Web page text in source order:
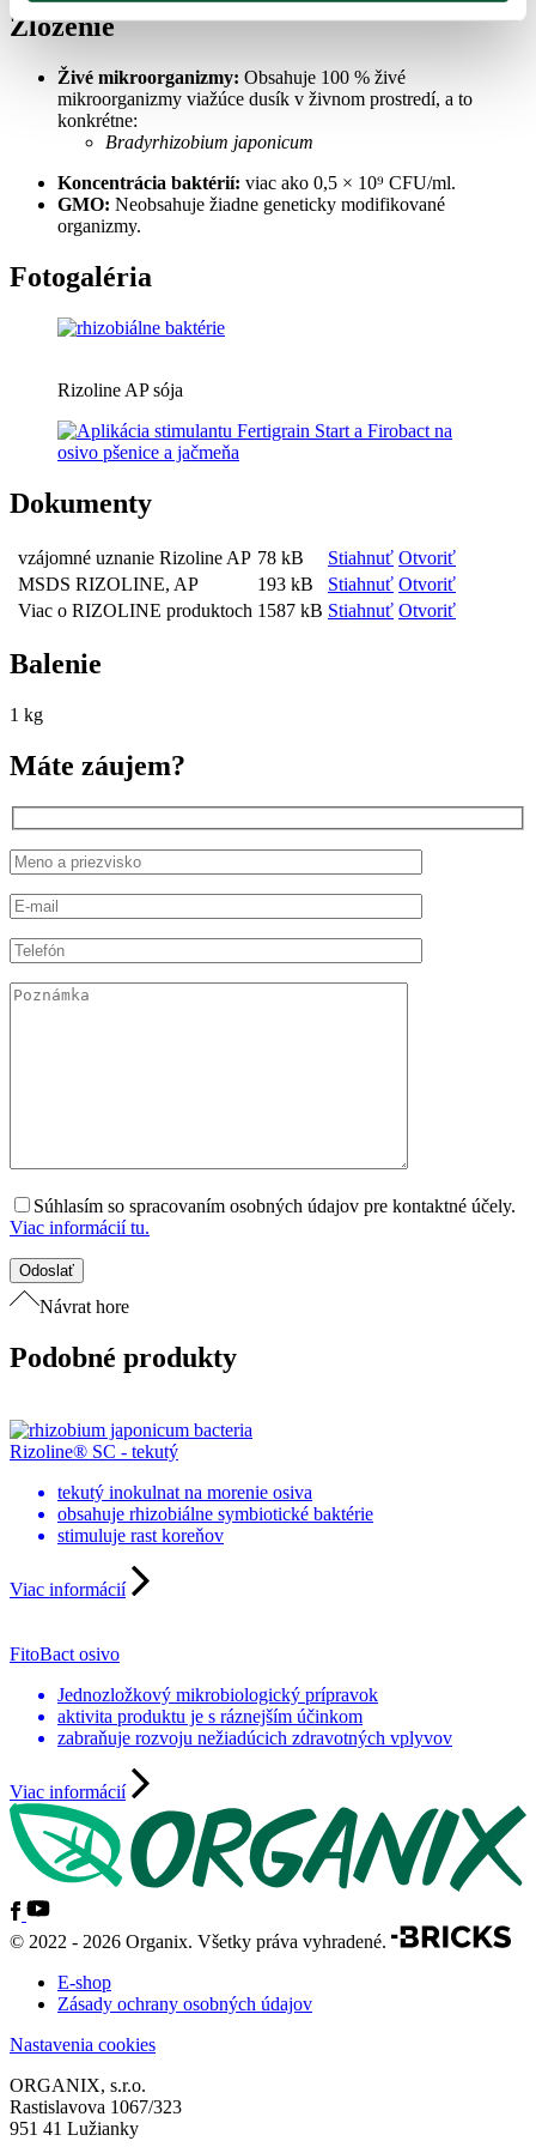
Zloženie
Živé mikroorganizmy: Obsahuje 100 % živé
mikroorganizmy viažúce dusík v živnom prostredí, a to
konkrétne:
Bradyrhizobium japonicum
Koncentrácia baktérií: viac ako 0,5 × 10⁹ CFU/ml.
GMO: Neobsahuje žiadne geneticky modifikované
organizmy.
Fotogaléria
Rizoline AP sója
Dokumenty
vzájomné uznanie Rizoline AP 78 kB Stiahnuť Otvoriť
MSDS RIZOLINE, AP
193 kB Stiahnuť Otvoriť
Viac o RIZOLINE produktoch 1587 kB Stiahnuť Otvoriť
Balenie
1 kg
Máte záujem?
Súhlasím so spracovaním osobných údajov pre kontaktné účely.
Viac informácií tu.
Návrat hore
Podobné produkty
Rizoline® SC - tekutý
tekutý inokulnat na morenie osiva
obsahuje rhizobiálne symbiotické baktérie
stimuluje rast koreňov
Viac informácií
FitoBact osivo
Jednozložkový mikrobiologický prípravok
aktivita produktu je s ráznejším účinkom
zabraňuje rozvoju nežiadúcich zdravotných vplyvov
Viac informácií
© 2022 - 2026 Organix. Všetky práva vyhradené.
E-shop
Zásady ochrany osobných údajov
Nastavenia cookies
ORGANIX, s.r.o.
Rastislavova 1067/323
951 41 Lužianky